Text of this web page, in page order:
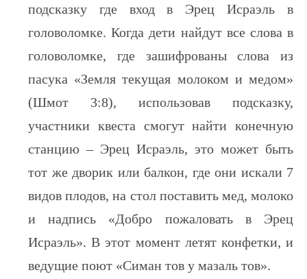
подсказку где вход в Эрец Исраэль в
головоломке. Когда дети найдут все слова в
головоломке, где зашифрованы слова из
пасука «Земля текущая молоком и медом»
(Шмот 3:8), использовав подсказку,
участники квеста смогут найти конечную
станцию – Эрец Исраэль, это может быть
тот же дворик или балкон, где они искали 7
видов плодов, на стол поставить мед, молоко
и надпись «Добро пожаловать в Эрец
Исраэль». В этот момент летят конфетки, и
ведущие поют «Симан тов у мазаль тов».